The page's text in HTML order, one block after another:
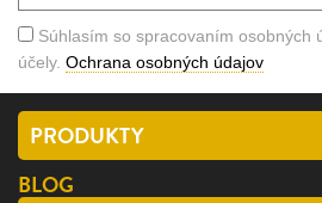
Súhlasím so spracovaním osobných
účely. Ochrana osobných údajov
PRODUKTY
BLOG